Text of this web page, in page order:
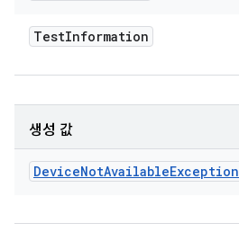
TestInformation
생성 값
DeviceNotAvailableException